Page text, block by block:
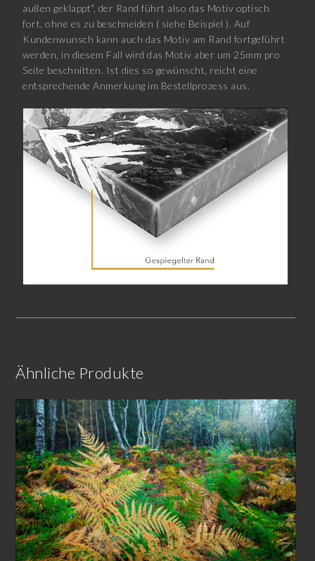
außen geklappt“, der Rand führt also das Motiv optisch
fort, ohne es zu beschneiden ( siehe Beispiel ). Auf
Kundenwunsch kann auch das Motiv am Rand fortgeführt
werden, in diesem Fall wird das Motiv aber um 25mm pro
Seite beschnitten. Ist dies so gewünscht, reicht eine
entsprechende Anmerkung im Bestellprozess aus.
Ähnliche Produkte